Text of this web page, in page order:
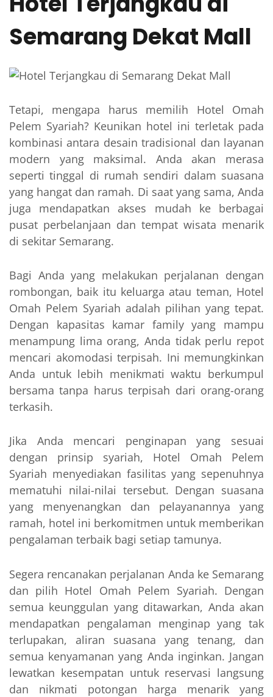
Semarang Dekat Mall
Tetapi, mengapa harus memilih Hotel Omah
Pelem Syariah? Keunikan hotel ini terletak pada
kombinasi antara desain tradisional dan layanan
modern yang maksimal. Anda akan merasa
seperti tinggal di rumah sendiri dalam suasana
yang hangat dan ramah. Di saat yang sama, Anda
juga mendapatkan akses mudah ke berbagai
pusat perbelanjaan dan tempat wisata menarik
di sekitar Semarang.
Bagi Anda yang melakukan perjalanan dengan
rombongan, baik itu keluarga atau teman, Hotel
Omah Pelem Syariah adalah pilihan yang tepat.
Dengan kapasitas kamar family yang mampu
menampung lima orang, Anda tidak perlu repot
mencari akomodasi terpisah. Ini memungkinkan
Anda untuk lebih menikmati waktu berkumpul
bersama tanpa harus terpisah dari orang-orang
terkasih.
Jika Anda mencari penginapan yang sesuai
dengan prinsip syariah, Hotel Omah Pelem
Syariah menyediakan fasilitas yang sepenuhnya
mematuhi nilai-nilai tersebut. Dengan suasana
yang menyenangkan dan pelayanannya yang
ramah, hotel ini berkomitmen untuk memberikan
pengalaman terbaik bagi setiap tamunya.
Segera rencanakan perjalanan Anda ke Semarang
dan pilih Hotel Omah Pelem Syariah. Dengan
semua keunggulan yang ditawarkan, Anda akan
mendapatkan pengalaman menginap yang tak
terlupakan, aliran suasana yang tenang, dan
semua kenyamanan yang Anda inginkan. Jangan
lewatkan kesempatan untuk reservasi langsung
dan nikmati potongan harga menarik yang